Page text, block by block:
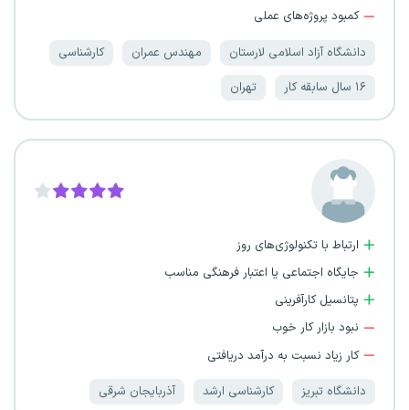
کمبود پروژه‌های عملی
دانشگاه آزاد اسلامی لارستان
مهندس عمران
کارشناسی
۱۶ سال سابقه کار
تهران
ارتباط با تکنولوژی‌های روز
جایگاه اجتماعی یا اعتبار فرهنگی مناسب
پتانسیل کارآفرینی
نبود بازار کار خوب
کار زیاد نسبت به درآمد دریافتی
دانشگاه تبریز
کارشناسی ارشد آذربایجان شرقی